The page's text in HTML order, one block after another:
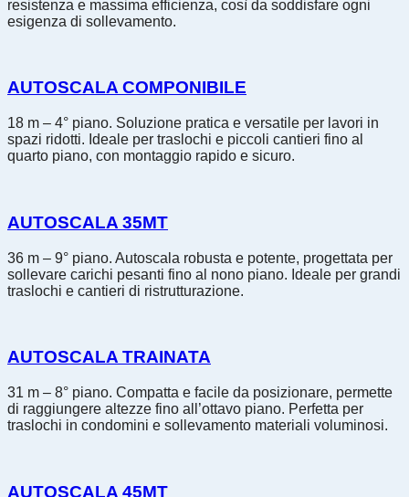
resistenza e massima efficienza, così da soddisfare ogni
esigenza di sollevamento.
AUTOSCALA COMPONIBILE
18 m – 4° piano. Soluzione pratica e versatile per lavori in
spazi ridotti. Ideale per traslochi e piccoli cantieri fino al
quarto piano, con montaggio rapido e sicuro.
AUTOSCALA 35MT
36 m – 9° piano. Autoscala robusta e potente, progettata per
sollevare carichi pesanti fino al nono piano. Ideale per grandi
traslochi e cantieri di ristrutturazione.
AUTOSCALA TRAINATA
31 m – 8° piano. Compatta e facile da posizionare, permette
di raggiungere altezze fino all’ottavo piano. Perfetta per
traslochi in condomini e sollevamento materiali voluminosi.
AUTOSCALA 45MT